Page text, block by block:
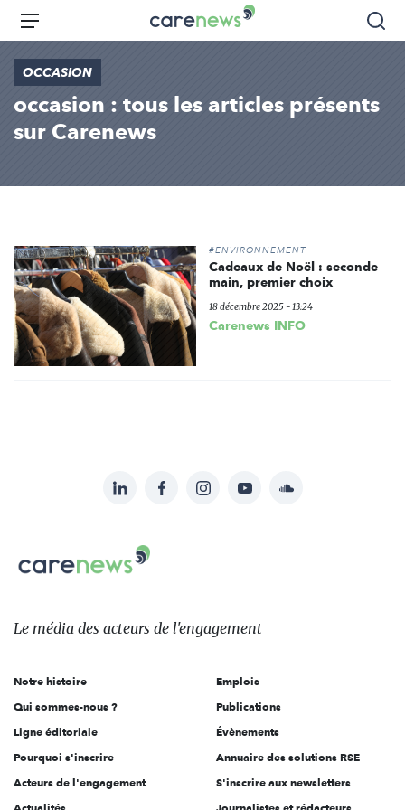
Aller
principal
Carenews,
Le
acteurs
l'engagement
Menu
OCCASION
occasion : tous les articles présents
sur Carenews
#ENVIRONNEMENT
Cadeaux de Noël : seconde
main, premier choix
18 décembre 2025 - 13:24
Carenews INFO
sur:
LinkedInFacebookInstagramYouTubeSoundcloud
Carenews,
Le
des
l'engagement
Le média des acteurs de l'engagement
Notre histoire
Qui sommes-nous ?
Ligne éditoriale
Pourquoi s'inscrire
Acteurs de l'engagement
Emplois
Publications
Évènements
Annuaire des solutions RSE
S'inscrire aux newsletters